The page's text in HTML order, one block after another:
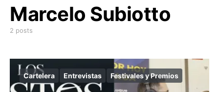
Marcelo Subiotto
2 posts
Cartelera Entrevistas Festivales y Premios